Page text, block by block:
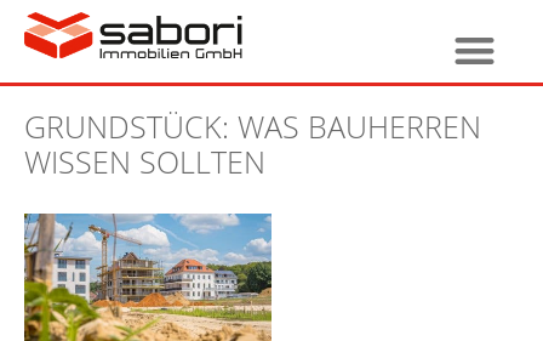
GRUNDSTÜCK: WAS BAUHERREN
WISSEN SOLLTEN